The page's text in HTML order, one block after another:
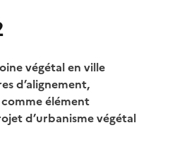
végétal en ville
d’alignement,
élément
d’urbanisme végétal